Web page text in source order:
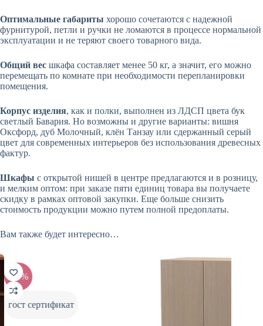
Оптимальные габариты хорошо сочетаются с надежной
фурнитурой, петли и ручки не ломаются в процессе нормальной
эксплуатации и не теряют своего товарного вида.
Общий вес шкафа составляет менее 50 кг, а значит, его можно
перемещать по комнате при необходимости перепланировки
помещения.
Корпус изделия, как и полки, выполнен из ЛДСП цвета бук
светлый Бавария. Но возможны и другие варианты: вишня
Оксфорд, дуб Молочный, клён Танзау или сдержанный серый
цвет для современных интерьеров без использования древесных
фактур.
Шкафы с открытой нишей в центре предлагаются и в розницу,
и мелким оптом: при заказе пяти единиц товара вы получаете
скидку в рамках оптовой закупки. Еще больше снизить
стоимость продукции можно путем полной предоплаты.
Вам также будет интересно…
-20%
гост сертификат